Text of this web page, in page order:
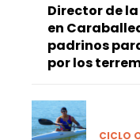
Director de
en
padrinos
por los
CICLO